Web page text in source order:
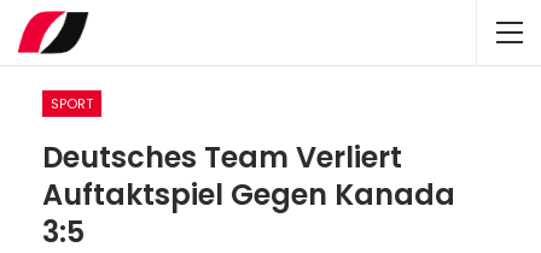
SPORT
Deutsches Team Verliert
Auftaktspiel Gegen Kanada
3:5